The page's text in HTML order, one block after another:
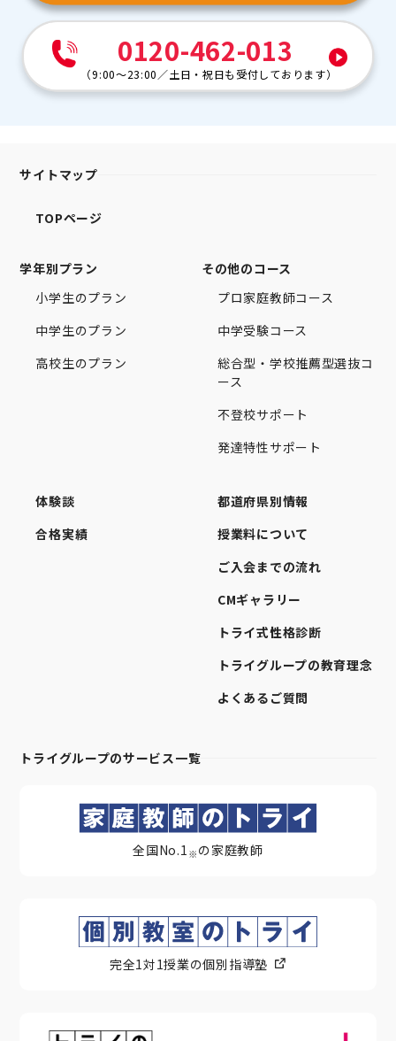
0120-462-013
（9:00～23:00 ／土日・祝日も受付しております）
サイトマップ
TOPページ
学年別プラン
小学生のプラン
中学生のプラン
高校生のプラン
その他のコース
プロ家庭教師コース
中学受験コース
総合型・学校推薦型選抜コ
ース
不登校サポート
発達特性サポート
体験談
合格実績
都道府県別情報
授業料について
ご入会までの流れ
CMギャラリー
トライ式性格診断
トライグループの教育理念
よくあるご質問
トライグループのサービス一覧
全国No.1 ※ の家庭教師
完全1対1授業の個別指導塾